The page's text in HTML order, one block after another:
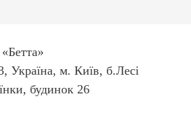
Україна, м. Київ, б.Лесі
будинок 26